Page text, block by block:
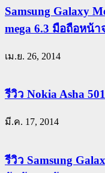
Samsung Galaxy
mega 6.3 มือถือหน้
เม.ย. 26, 2014
รีวิว Nokia Asha
มี.ค. 17, 2014
รีวิว Samsung